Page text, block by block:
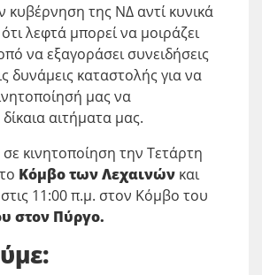
της ΝΔ αντί κυνικά
λεφτά μπορεί να μοιράζει
να εξαγοράσει συνειδήσεις
δυνάμεις καταστολής για να
μας να
αιτήματα μας.
κινητοποίηση την Τετάρτη
Κόμβο των Λεχαινών και
11:00 π.μ. στον Κόμβο του
στον Πύργο.